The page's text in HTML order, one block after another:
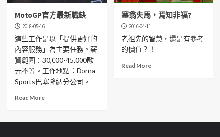
MotoGP官方最新職缺
2018-05-16
這些工作是以「提供更好的
內容服務」為主要任務。薪
資範圍：30,000-45,000歐
元不等。工作地點：Dorna
Sports巴塞隆納分公司。
Read More
塞翁失馬，焉知非福?
2016-04-11
老祖先的智慧，還是有參考
的價值？！
Read More